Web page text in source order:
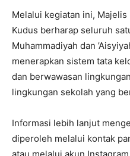
Melalui kegiatan ini, Majelis
Kudus berharap seluruh
Muhammadiyah dan
menerapkan sistem tata
dan berwawasan
lingkungan sekolah yang
Informasi lebih lanjut
diperoleh melalui kontak